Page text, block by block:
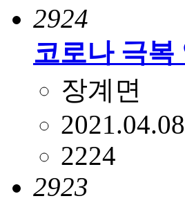
2924
코로나 극복
장계면
2021.04.08
2224
2923